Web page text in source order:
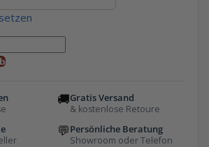
🚚Gratis Versand
& kostenlose Retoure
💬Persönliche Beratung
Showroom oder Telefon